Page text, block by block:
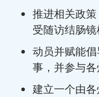
推进相关政
受随访结肠镜
动员并赋能
事，并参与各
建立一个由